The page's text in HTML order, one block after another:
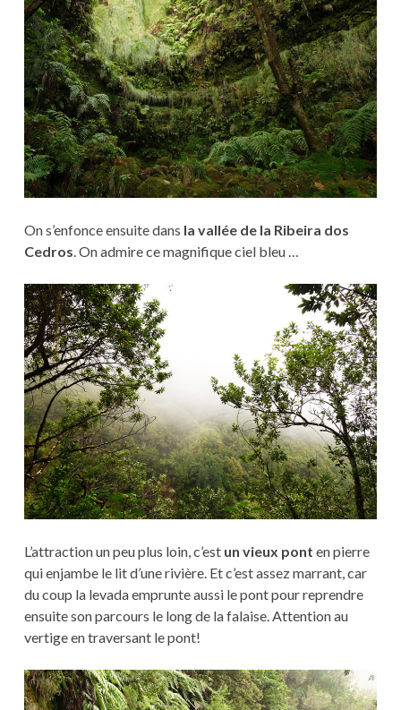
On s’enfonce ensuite dans la vallée de la Ribeira dos
Cedros. On admire ce magnifique ciel bleu …
L’attraction un peu plus loin, c’est un vieux pont en pierre
qui enjambe le lit d’une rivière. Et c’est assez marrant, car
du coup la levada emprunte aussi le pont pour reprendre
ensuite son parcours le long de la falaise. Attention au
vertige en traversant le pont!